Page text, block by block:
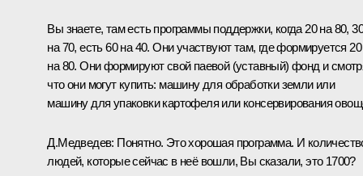
Вы знаете, там есть программы поддержки, когда 20 на 80, 30
на 70, есть 60 на 40. Они участвуют там, где формируется 20
на 80. Они формируют свой паевой (уставный) фонд и
что они могут купить: машину для обработки земли или
машину для упаковки картофеля или консервирования
Д.Медведев: Понятно. Это хорошая программа. И
людей, которые сейчас в неё вошли, Вы сказали, это 1700?